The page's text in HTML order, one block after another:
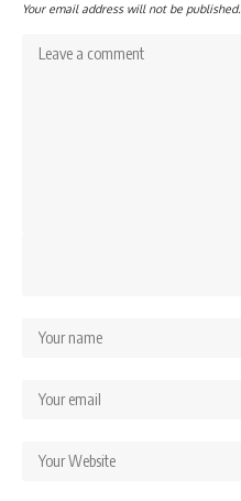
Your email address will not be published.